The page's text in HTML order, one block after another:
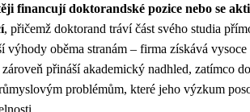
financují doktorandské pozice nebo se
, přičemž doktorand tráví část svého studia
výhody oběma stranám – firma získává
přináší akademický nadhled, zatímco
problémům, které jeho výzkum